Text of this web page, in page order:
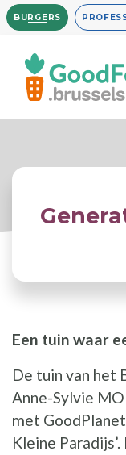
Overslaan
en
inhoud
gaan
BURGERS
Een tuin waar
De tuin van het
Anne-Sylvie
met
Kleine